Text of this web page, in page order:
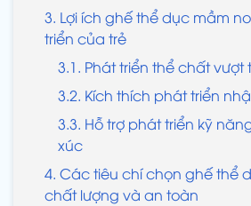
3. Lợi ích ghế thể dục mầm
triển của trẻ
3.1. Phát triển thể chất vượt
3.2. Kích thích phát triển
3.3. Hỗ trợ phát triển kỹ
xúc
4. Các tiêu chí chọn ghế thể
chất lượng và an toàn